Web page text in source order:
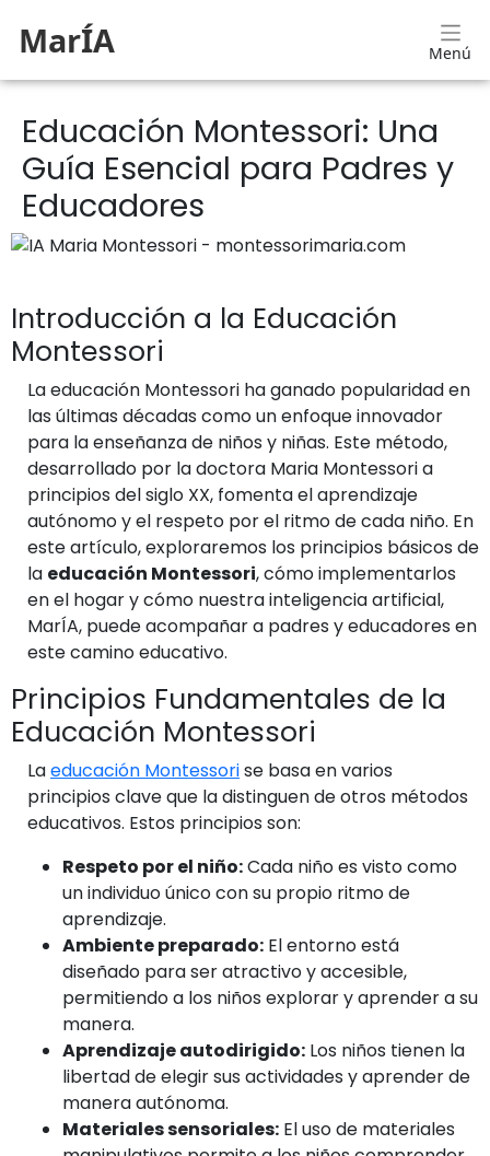
MarÍA Menú
Educación Montessori: Una
Guía Esencial para Padres y
Educadores
Introducción a la Educación
Montessori
La educación Montessori ha ganado popularidad en
las últimas décadas como un enfoque innovador
para la enseñanza de niños y niñas. Este método,
desarrollado por la doctora Maria Montessori a
principios del siglo XX, fomenta el aprendizaje
autónomo y el respeto por el ritmo de cada niño. En
este artículo, exploraremos los principios básicos de
la educación Montessori, cómo implementarlos
en el hogar y cómo nuestra inteligencia artificial,
MarÍA, puede acompañar a padres y educadores en
este camino educativo.
Principios Fundamentales de la
Educación Montessori
Laeducación Montessorise basa en varios
principios clave que la distinguen de otros métodos
educativos. Estos principios son:
Respeto por el niño:Cada niño es visto como
un individuo único con su propio ritmo de
aprendizaje.
Ambiente preparado: El entorno está
diseñado para ser atractivo y accesible,
permitiendo a los niños explorar y aprender a su
manera.
Aprendizaje autodirigido: Los niños tienen la
libertad de elegir sus actividades y aprender de
manera autónoma.
Materiales sensoriales: El uso de materiales